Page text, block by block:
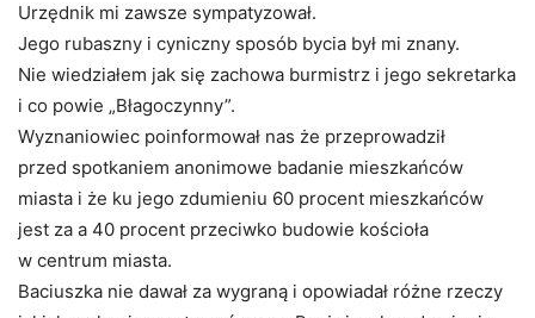
Urzędnik mi zawsze sympatyzował.
Jego rubaszny i cyniczny sposób bycia był mi znany.
Nie wiedziałem jak się zachowa burmistrz i jego sekretarka
i co powie „Błagoczynny”.
Wyznaniowiec poinformował nas że przeprowadził
przed spotkaniem anonimowe badanie mieszkańców
miasta i że ku jego zdumieniu 60 procent mieszkańców
jest za a 40 procent przeciwko budowie kościoła
w centrum miasta.
Baciuszka nie dawał za wygraną i opowiadał różne rzeczy